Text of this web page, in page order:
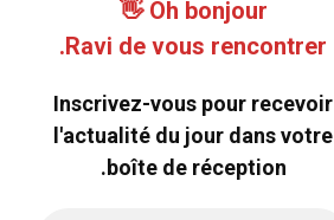
Oh bonjour 👋
Ravi de vous rencontrer.
Inscrivez-vous pour recevoir
l'actualité du jour dans votre
boîte de réception.